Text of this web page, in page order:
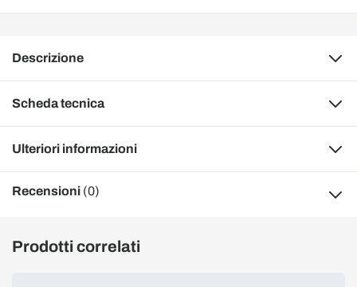
Descrizione
Scheda tecnica
Ulteriori informazioni
Recensioni (0)
Prodotti correlati